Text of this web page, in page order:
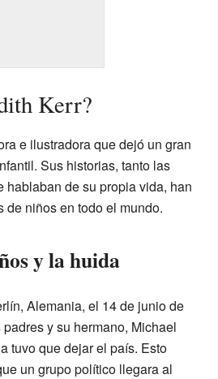
Kerr?
e ilustradora que dejó un gran
Sus historias, tanto las
hablaban de su propia vida, han
niños en todo el mundo.
y la huida
Alemania, el 14 de junio de
y su hermano, Michael
tuvo que dejar el país. Esto
un grupo político llegara al